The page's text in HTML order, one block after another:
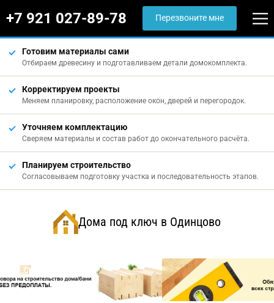
+7 921 027-89-78 Перезвоните мне
Готовим материалы сами
Отбираем древесину и подготавливаем детали домокомплекта.
Корректируем проекты
Меняем планировку, расположение окон, дверей и перегородок.
Уточняем комплектацию
Сверяем материалы и состав работ до окончательного расчёта.
Планируем строительство
Согласовываем подготовку участка и последовательность этапов.
Дома под ключ в Одинцово